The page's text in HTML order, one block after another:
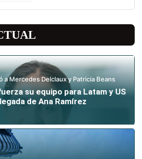
a Mercedes Delclaux y Patricia Beans
su equipo para Latam y US
de Ana Ramírez